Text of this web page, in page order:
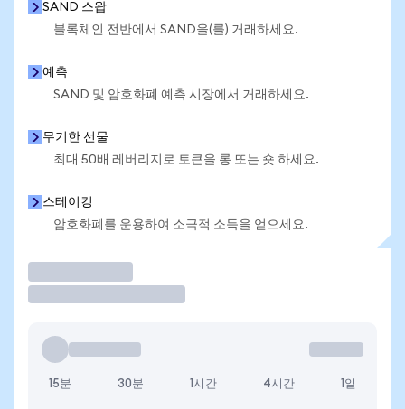
SAND 스왑
블록체인 전반에서 SAND을(를) 거래하세요.
예측
SAND 및 암호화폐 예측 시장에서 거래하세요.
무기한 선물
최대 50배 레버리지로 토큰을 롱 또는 숏 하세요.
스테이킹
암호화폐를 운용하여 소극적 소득을 얻으세요.
15분 30분 1시간 4시간 1일